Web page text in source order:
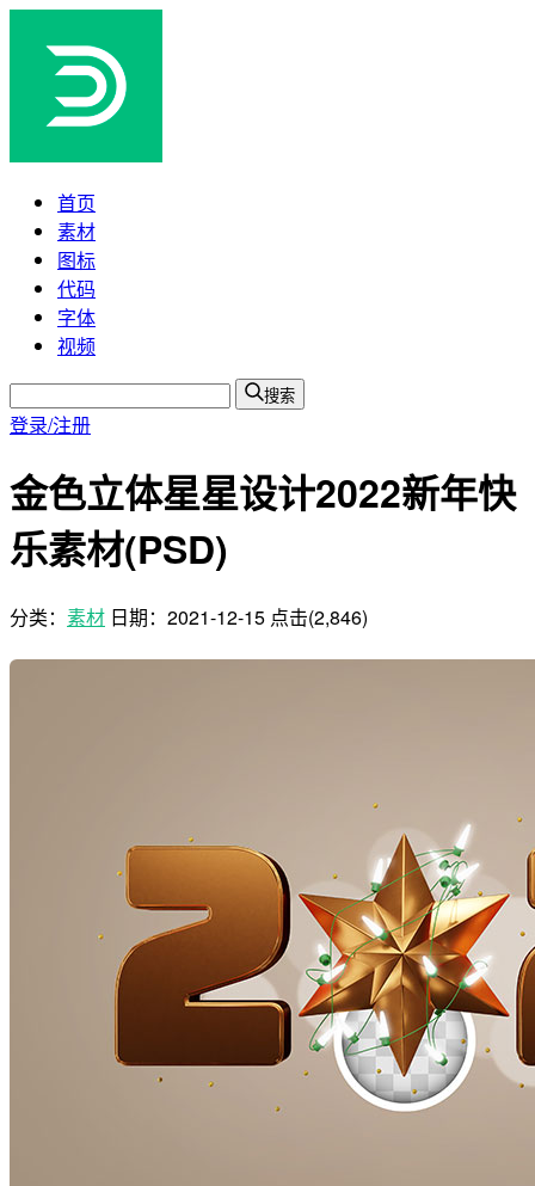
首页
素材
图标
代码
字体
视频
搜索
登录/注册
金色立体星星设计2022新年快
乐素材(PSD)
分类： 素材 日期： 2021-12-15 点击(2,846)